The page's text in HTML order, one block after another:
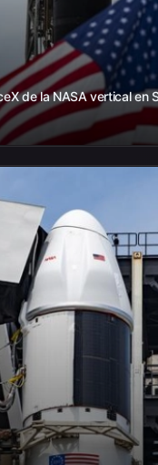
de la NASA vertical en